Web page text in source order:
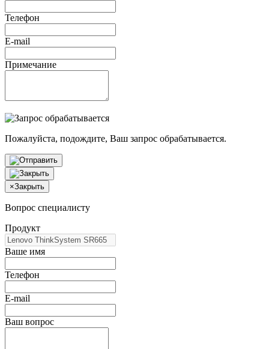
Телефон
E-mail
Примечание
Пожалуйста, подождите, Ваш запрос обрабатывается.
×Закрыть
Вопрос специалисту
Продукт
Ваше имя
Телефон
E-mail
Ваш вопрос